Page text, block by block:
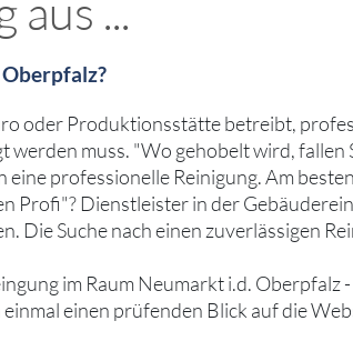
...
oder Produktionsstätte betreibt,
werden muss. "Wo gehobelt wird, fallen
professionelle Reinigung. Am
Profi"? Dienstleister in der
Die Suche nach einen zuverlässigen
im Raum Neumarkt i.d. Oberpfalz -
einen prüfenden Blick auf die